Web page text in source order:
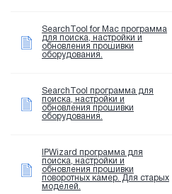
SearchTool for Mac программа
для поиска, настройки и
обновления прошивки
оборудования.
SearchTool программа для
поиска, настройки и
обновления прошивки
оборудования.
IPWizard программа для
поиска, настройки и
обновления прошивки
поворотных камер. Для старых
моделей.